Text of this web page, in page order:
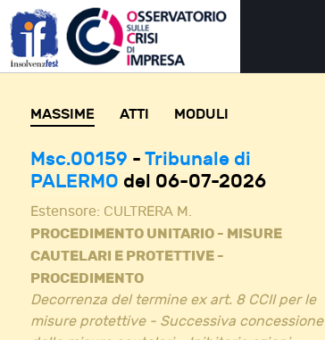
MASSIME ATTI MODULI
Msc.00159 - Tribunale di
PALERMO del 06-07-2026
Estensore: CULTRERA M.
PROCEDIMENTO UNITARIO - MISURE
CAUTELARI E PROTETTIVE -
PROCEDIMENTO
Decorrenza del termine ex art. 8 CCII per le
misure protettive - Successiva concessione